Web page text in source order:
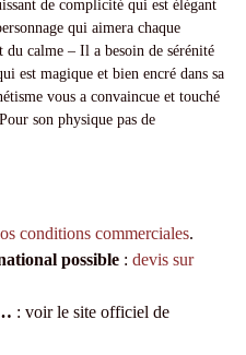
de complicité qui est élégant
qui aimera chaque
calme – Il a besoin de sérénité
est magique et bien encré dans sa
vous a convaincue et touché
son physique pas de
conditions commerciales.
possible : devis sur
: voir le site officiel de